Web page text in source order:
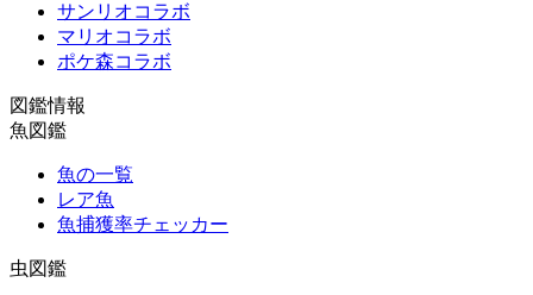
サンリオコラボ
マリオコラボ
ポケ森コラボ
図鑑情報
魚図鑑
魚の一覧
レア魚
魚捕獲率チェッカー
虫図鑑